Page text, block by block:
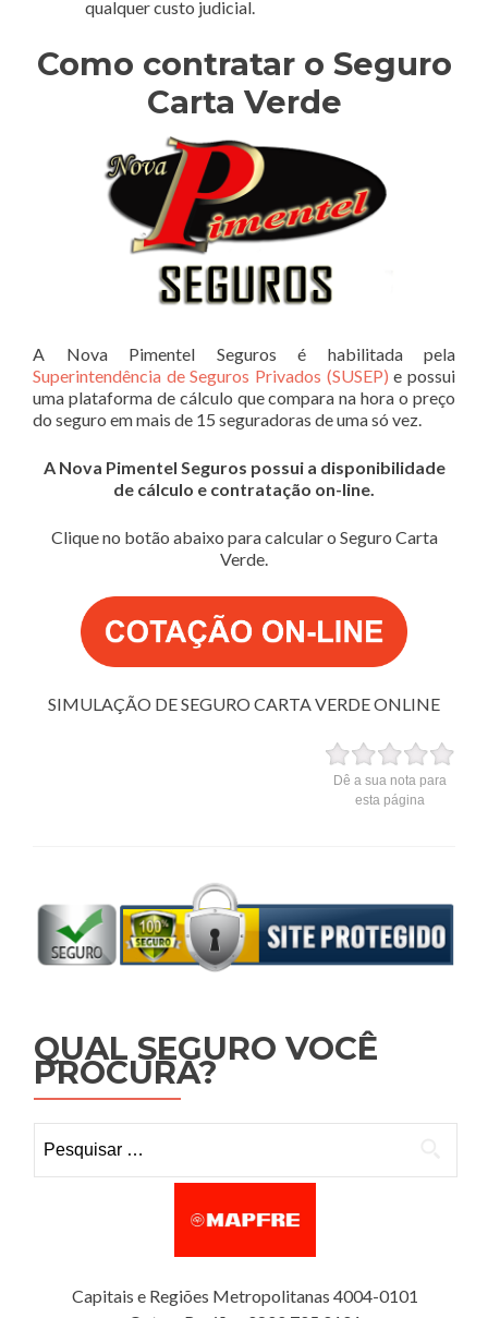
qualquer custo judicial.
Como contratar o Seguro
Carta Verde
A Nova Pimentel Seguros é habilitada pela
Superintendência de Seguros Privados (SUSEP) e possui
uma plataforma de cálculo que compara na hora o preço
do seguro em mais de 15 seguradoras de uma só vez.
A Nova Pimentel Seguros possui a disponibilidade
de cálculo e contratação on-line.
Clique no botão abaixo para calcular o Seguro Carta
Verde.
SIMULAÇÃO DE SEGURO CARTA VERDE ONLINE
Dê a sua nota para
esta página
QUAL SEGURO VOCÊ
PROCURA?
Capitais e Regiões Metropolitanas 4004-0101